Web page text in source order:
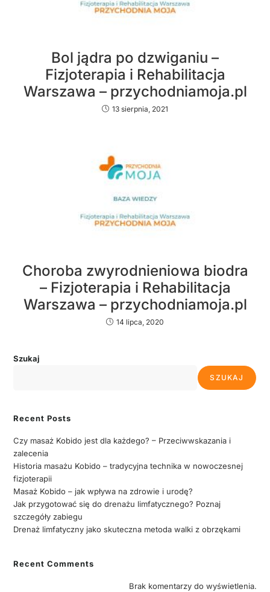
Bol jądra po dzwiganiu –
Fizjoterapia i Rehabilitacja
Warszawa – przychodniamoja.pl
13 sierpnia, 2021
Choroba zwyrodnieniowa biodra
– Fizjoterapia i Rehabilitacja
Warszawa – przychodniamoja.pl
14 lipca, 2020
Szukaj
SZUKAJ
Recent Posts
Czy masaż Kobido jest dla każdego? – Przeciwwskazania i
zalecenia
Historia masażu Kobido – tradycyjna technika w nowoczesnej
fizjoterapii
Masaż Kobido – jak wpływa na zdrowie i urodę?
Jak przygotować się do drenażu limfatycznego? Poznaj
szczegóły zabiegu
Drenaż limfatyczny jako skuteczna metoda walki z obrzękami
Recent Comments
Brak komentarzy do wyświetlenia.